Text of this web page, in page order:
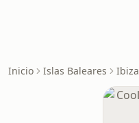
Inicio Islas Baleares Ibiza